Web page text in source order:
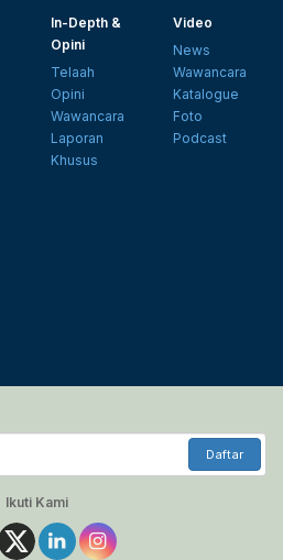
In-Depth &
Opini
Telaah
Opini
Wawancara
Laporan
Khusus
Video
News
Wawancara
Katalogue
Foto
Podcast
Daftar
Ikuti Kami